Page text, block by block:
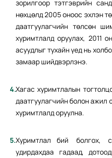
зорилгоор тэтгэврийн
нөхцөлд 2005 оноос эхлэн
даатгуулагчийн төлсөн
хуримтлалд оруулах, 2011
асуудлыг тухайн үед нь
замаар шийдвэрлэнэ.
Хагас хуримтлалын
даатгуулагчийн болон ажил
хуримтлалд оруулна.
Хуримтлал бий болгох,
удирдахдаа гадаад,